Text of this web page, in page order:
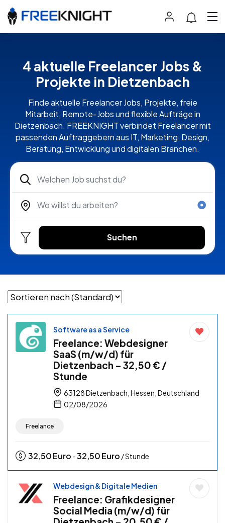
4 aktuelle Freelancer Jobs &
Projekte in Dietzenbach
Finde aktuelle Freelancer Jobs, Projekte, freie
Mitarbeit, Remote-Jobs und flexible Aufträge in
Dietzenbach. FREEKNIGHT verbindet Freelancer mit
passenden Auftraggebern aus IT, Marketing, Design,
Beratung, Entwicklung und digitalen Branchen.
Suchen
Software as a Service
Freelance: Webdesigner
SaaS (m/w/d) für
Dietzenbach – 32,50 € /
Stunde
63128 Dietzenbach, Hessen, Deutschland
02/08/2026
Freelance
32,50Euro -32,50Euro / Stunde
Webdesign & Digitale Medien
Freelance: Grafikdesigner
Social Media (m/w/d) für